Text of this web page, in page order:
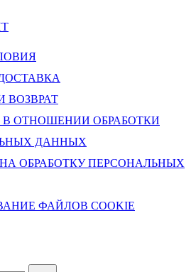
ВОЗВРАТ
ОТНОШЕНИИ ОБРАБОТКИ
ДАННЫХ
ОБРАБОТКУ ПЕРСОНАЛЬНЫХ
ФАЙЛОВ COOKIE